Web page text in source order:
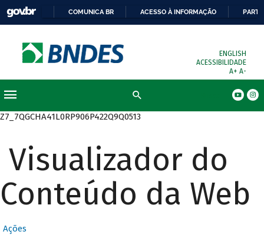
COMUNICA BR ACESSO À INFORMAÇÃO
ENGLISH
ACESSIBILIDADE
A+ A-
Z7_7QGCHA41L0RP906P422Q9Q0513
Visualizador do
Conteúdo da Web
Ações